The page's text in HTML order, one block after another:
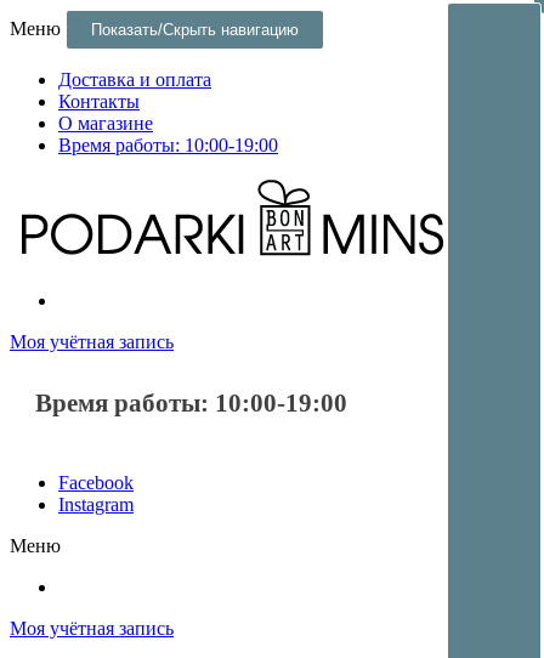
Меню Показать/Скрыть навигацию
Доставка и оплата
Контакты
О магазине
Время работы: 10:00-19:00
Постеры и оригинальные подарки и сувениры в Минске
Постеры и оригинальные подарки в Минске
Моя учётная запись
Время работы: 10:00-19:00
Facebook
Instagram
Меню
Моя учётная запись